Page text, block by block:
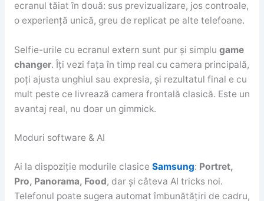
ecranul tăiat în două: sus previzualizare, jos controale,
o experiență unică, greu de replicat pe alte telefoane.
Selfie-urile cu ecranul extern sunt pur și simplu game
changer. Îți vezi fața în timp real cu camera principală,
poți ajusta unghiul sau expresia, și rezultatul final e cu
mult peste ce livrează camera frontală clasică. Este un
avantaj real, nu doar un gimmick.
Moduri software & AI
Ai la dispoziție modurile clasice Samsung: Portret,
Pro, Panorama, Food, dar și câteva AI tricks noi.
Telefonul poate sugera automat îmbunătățiri de cadru,